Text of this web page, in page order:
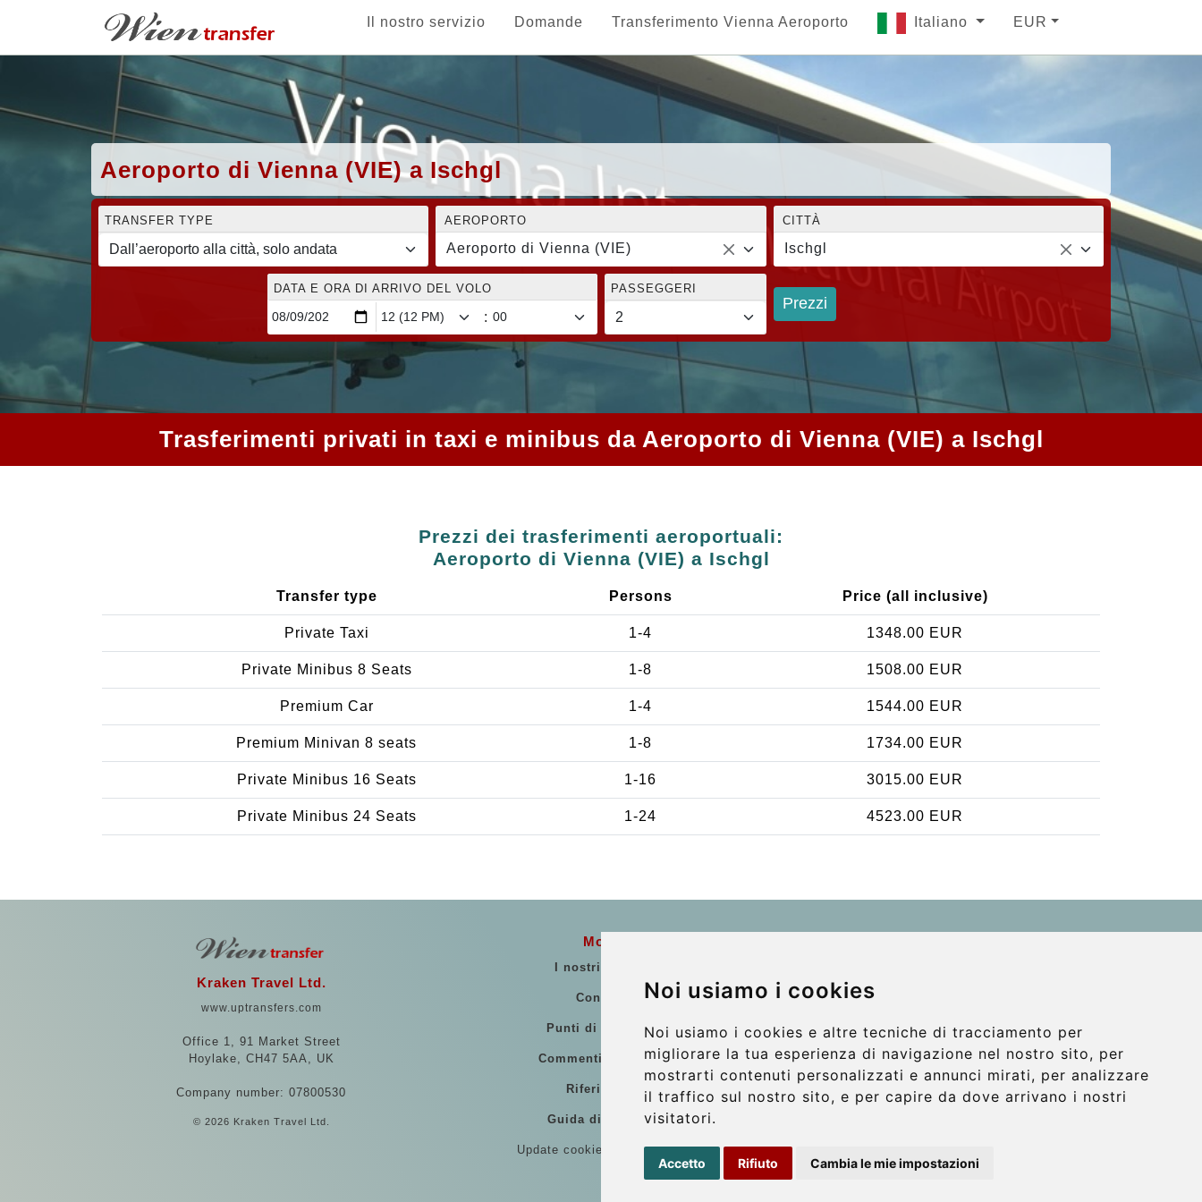
Noi usiamo i cookies
Noi usiamo i cookies e altre tecniche di tracciamento per
migliorare la tua esperienza di navigazione nel nostro sito, per
mostrarti contenuti personalizzati e annunci mirati, per analizzare
il traffico sul nostro sito, e per capire da dove arrivano i nostri
visitatori.
Accetto Rifiuto Cambia le mie impostazioni
Il nostro servizio Domande Transferimento Vienna Aeroporto Italiano EUR
Aeroporto di Vienna (VIE) a Ischgl
TRANSFER TYPE AEROPORTO
Aeroporto di Vienna (VIE)
CITTÀ
Ischgl
DATA E ORA DI ARRIVO DEL VOLO
:
PASSEGGERI
Prezzi
Trasferimenti privati in taxi e minibus da Aeroporto di Vienna (VIE) a Ischgl
Prezzi dei trasferimenti aeroportuali:
Aeroporto di Vienna (VIE) a Ischgl
Transfer type Persons Price (all inclusive)
Private Taxi 1-4 1348.00 EUR
Private Minibus 8 Seats 1-8 1508.00 EUR
Premium Car 1-4 1544.00 EUR
Premium Minivan 8 seats 1-8 1734.00 EUR
Private Minibus 16 Seats 1-16 3015.00 EUR
Private Minibus 24 Seats 1-24 4523.00 EUR
Kraken Travel Ltd.
www.uptransfers.com
Office 1, 91 Market Street
Hoylake, CH47 5AA, UK
Company number: 07800530
© 2026 Kraken Travel Ltd.
More
I nostri veicoli
Contatti
Punti di Incontro
Commenti di clienti
Riferimenti
Guida di Viaggio
Update cookies preferences